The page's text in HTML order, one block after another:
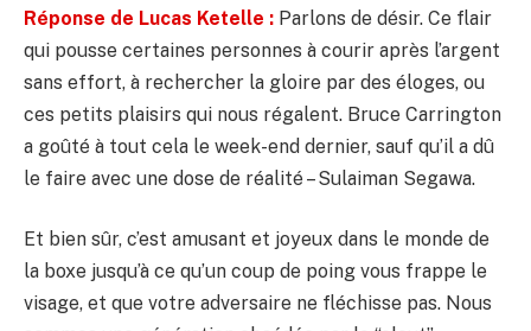
Réponse de Lucas Ketelle : Parlons de désir. Ce flair
qui pousse certaines personnes à courir après l’argent
sans effort, à rechercher la gloire par des éloges, ou
ces petits plaisirs qui nous régalent. Bruce Carrington
a goûté à tout cela le week-end dernier, sauf qu’il a dû
le faire avec une dose de réalité – Sulaiman Segawa.
Et bien sûr, c’est amusant et joyeux dans le monde de
la boxe jusqu’à ce qu’un coup de poing vous frappe le
visage, et que votre adversaire ne fléchisse pas. Nous